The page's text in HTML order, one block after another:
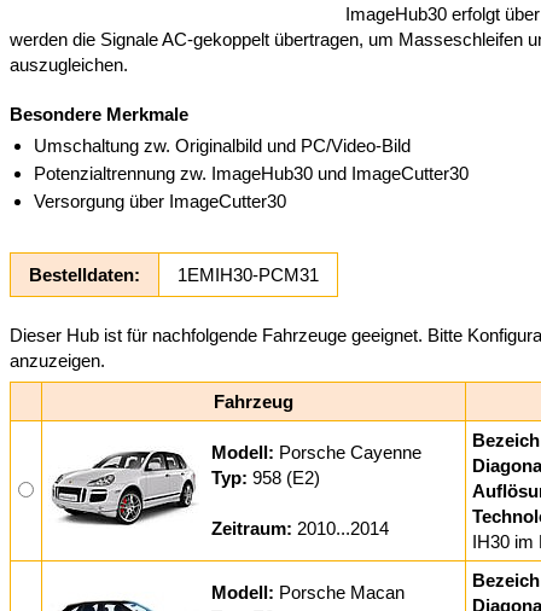
ImageHub30 erfolgt
werden die Signale AC-gekoppelt übertragen, um Masseschleifen
auszugleichen.
Besondere Merkmale
Umschaltung zw. Originalbild und PC/Video-Bild
Potenzialtrennung zw. ImageHub30 und ImageCutter30
Versorgung über ImageCutter30
Bestelldaten: 1EMIH30-PCM31
Dieser Hub ist für nachfolgende Fahrzeuge geeignet. Bitte
anzuzeigen.
Fahrzeug
Modell: Porsche Cayenne
Typ: 958 (E2)
Zeitraum: 2010...2014
IH30 im
Modell: Porsche Macan